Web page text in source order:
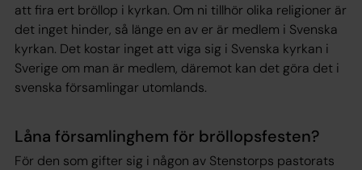
att fira ert bröllop i kyrkan. Om ni tillhör olika religioner är
det inget hinder, så länge en av er är medlem i Svenska
kyrkan. Det kostar inget att viga sig i Svenska kyrkan i
Sverige om man är medlem, däremot kan det göra det i
svenska församlingar utomlands.
Låna församlinghem för bröllopsfesten?
För den som gifter sig i någon av Stenstorps pastorats